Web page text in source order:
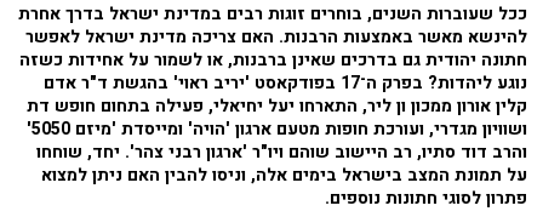
ככל שעוברות השנים, בוחרים זוגות רבים במדינת ישראל בדרך אחרת
להינשא מאשר באמצעות הרבנות. האם צריכה מדינת ישראל לאפשר
חתונה יהודית גם בדרכים שאינן ברבנות, או לשמור על אחידות כשזה
נוגע ליהדות? בפרק ה־17 בפודקאסט 'יריב ראוי' בהגשת ד"ר אדם
קלין אורון ממכון ון ליר, התארחו יעל יחיאלי, פעילה בתחום חופש דת
ושוויון מגדרי, ועורכת חופות מטעם ארגון 'הויה' ומייסדת 'מיזם 5050'
והרב דוד סתיו, רב היישוב שוהם ויו"ר 'ארגון רבני צהר'. יחד, שוחחו
על תמונת המצב בישראל בימים אלה, וניסו להבין האם ניתן למצוא
פתרון לסוגי חתונות נוספים.